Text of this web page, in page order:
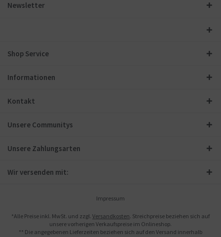
Newsletter
Shop Service
Informationen
Kontakt
Unsere Communitys
Unsere Zahlungsarten
Wir versenden mit:
Impressum
*Alle Preise inkl. MwSt. und zzgl. Versandkosten. Streichpreise beziehen sich auf
unsere vorherigen Verkaufspreise im Onlineshop.
** Die angegebenen Lieferzeiten beziehen sich auf den Versand innerhalb